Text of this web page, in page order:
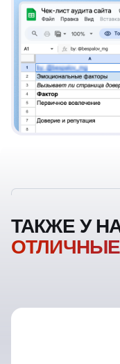
ТАКЖЕ У